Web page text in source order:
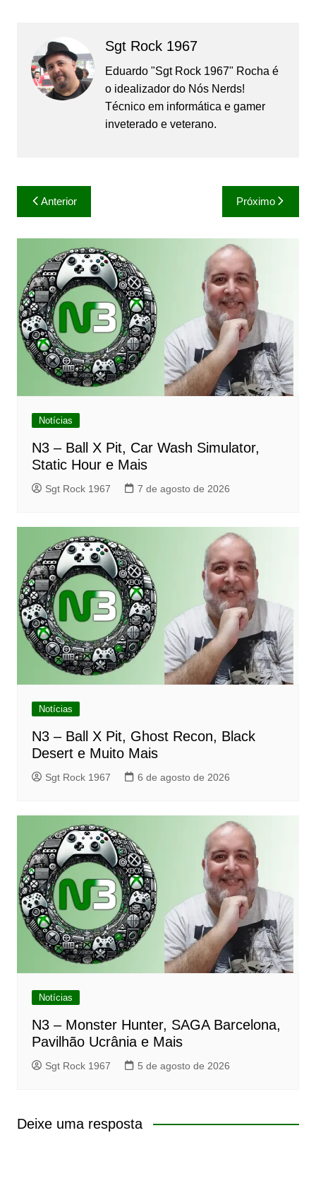
Sgt Rock 1967
Eduardo "Sgt Rock 1967" Rocha é
o idealizador do Nós Nerds!
Técnico em informática e gamer
inveterado e veterano.
Navegação
de
Post
Anterior Próximo
Notícias
N3 – Ball X Pit, Car Wash Simulator,
Static Hour e Mais
Sgt Rock 1967 7 de agosto de 2026
Notícias
N3 – Ball X Pit, Ghost Recon, Black
Desert e Muito Mais
Sgt Rock 1967 6 de agosto de 2026
Notícias
N3 – Monster Hunter, SAGA Barcelona,
Pavilhão Ucrânia e Mais
Sgt Rock 1967 5 de agosto de 2026
Deixe uma resposta